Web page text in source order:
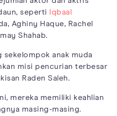
seperti
Iqbaal
Aghiny Haque, Rachel
Shahab.
anak muda
misi pencurian terbesar
Raden Saleh.
mereka memiliki keahlian
masing-masing.